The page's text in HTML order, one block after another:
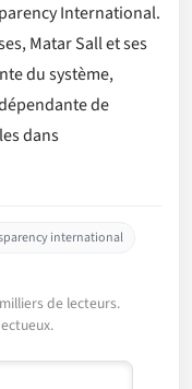
International.
Matar Sall et ses
du système,
de
dans
international
de lecteurs.